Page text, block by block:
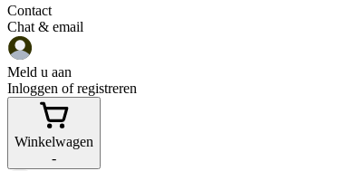
Contact
Chat & email
Meld u aan
Inloggen of registreren
Winkelwagen
-